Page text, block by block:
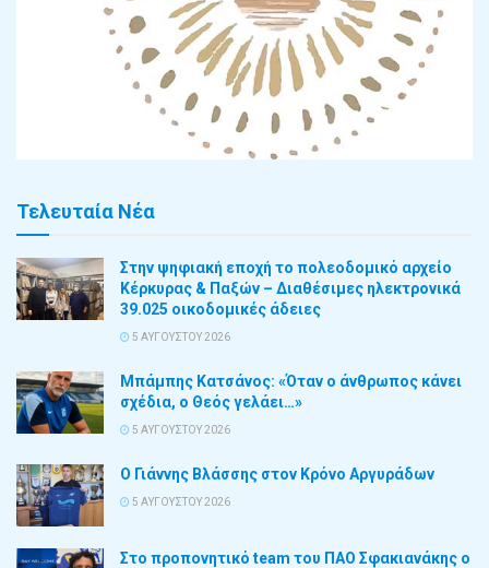
Τελευταία Νέα
Στην ψηφιακή εποχή το πολεοδομικό αρχείο
Κέρκυρας & Παξών – Διαθέσιμες ηλεκτρονικά
39.025 οικοδομικές άδειες
5 ΑΥΓΟΎΣΤΟΥ 2026
Μπάμπης Κατσάνος: «Όταν ο άνθρωπος κάνει
σχέδια, ο Θεός γελάει…»
5 ΑΥΓΟΎΣΤΟΥ 2026
Ο Γιάννης Βλάσσης στον Κρόνο Αργυράδων
5 ΑΥΓΟΎΣΤΟΥ 2026
Στο προπονητικό team του ΠΑΟ Σφακιανάκης ο